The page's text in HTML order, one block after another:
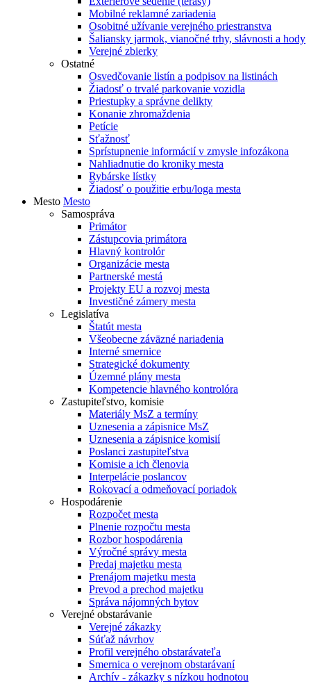
Mobilné reklamné zariadenia
Osobitné užívanie verejného priestranstva
Šaliansky jarmok, vianočné trhy, slávnosti a hody
Verejné zbierky
Ostatné
Osvedčovanie listín a podpisov na listinách
Žiadosť o trvalé parkovanie vozidla
Priestupky a správne delikty
Konanie zhromaždenia
Petície
Sťažnosť
Sprístupnenie informácií v zmysle infozákona
Nahliadnutie do kroniky mesta
Rybárske lístky
Žiadosť o použitie erbu/loga mesta
Mesto Mesto
Samospráva
Primátor
Zástupcovia primátora
Hlavný kontrolór
Organizácie mesta
Partnerské mestá
Projekty EU a rozvoj mesta
Investičné zámery mesta
Legislatíva
Štatút mesta
Všeobecne záväzné nariadenia
Interné smernice
Strategické dokumenty
Územné plány mesta
Kompetencie hlavného kontrolóra
Zastupiteľstvo, komisie
Materiály MsZ a termíny
Uznesenia a zápisnice MsZ
Uznesenia a zápisnice komisií
Poslanci zastupiteľstva
Komisie a ich členovia
Interpelácie poslancov
Rokovací a odmeňovací poriadok
Hospodárenie
Rozpočet mesta
Plnenie rozpočtu mesta
Rozbor hospodárenia
Výročné správy mesta
Predaj majetku mesta
Prenájom majetku mesta
Prevod a prechod majetku
Správa nájomných bytov
Verejné obstarávanie
Verejné zákazky
Súťaž návrhov
Profil verejného obstarávateľa
Smernica o verejnom obstarávaní
Archív - zákazky s nízkou hodnotou